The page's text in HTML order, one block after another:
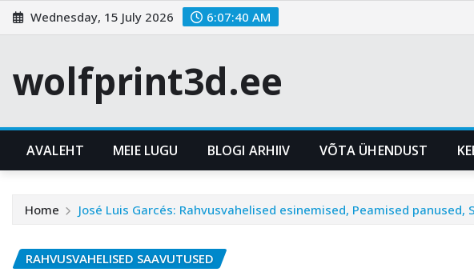
Skip
to
Wednesday, 15 July 2026 6:07:41 AM
wolfprint3d.ee
AVALEHT MEIE LUGU BLOGI ARHIIV VÕTA ÜHENDUST
Home José Luis Garcés: Rahvusvahelised esinemised, Peamised panused,
RAHVUSVAHELISED SAAVUTUSED